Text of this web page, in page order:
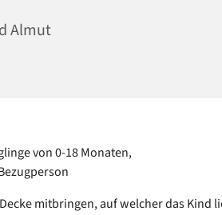
Almut
von 0-18 Monaten,
mitbringen, auf welcher das Kind